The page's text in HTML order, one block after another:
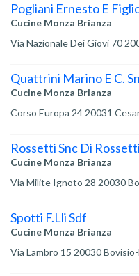
Pogliani Ernesto E
Cucine Monza Brianza
Via Nazionale Dei Giovi 70
Quattrini Marino E C.
Cucine Monza Brianza
Corso Europa 24 20031
Rossetti Snc Di
Cucine Monza Brianza
Via Milite Ignoto 28 20030
Spotti F.Lli Sdf
Cucine Monza Brianza
Via Lambro 15 20030